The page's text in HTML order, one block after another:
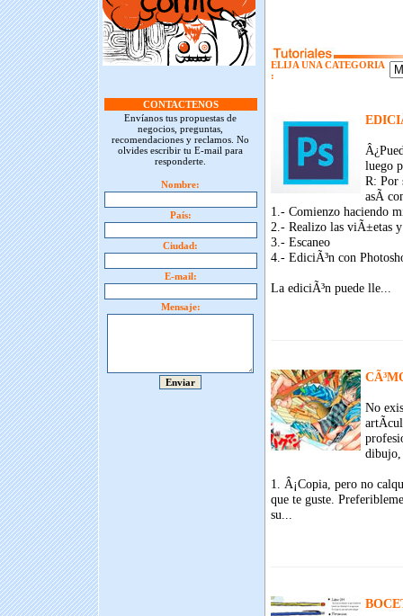
CONTACTENOS
Envíanos tus propuestas de
negocios, preguntas,
recomendaciones y reclamos. No
olvides escribir tu E-mail para
responderte.
Nombre:
País:
Ciudad:
E-mail:
Mensaje:
ELIJA UNA CATEGORIA
:
luego
R: Por
asÃ­
1.- Comienzo haciendo
2.- Realizo las viÃ±etas
3.- Escaneo
4.- EdiciÃ³n con
La ediciÃ³n puede lle...
No
dibujo,
1. Â¡Copia, pero no
que te guste.
su...